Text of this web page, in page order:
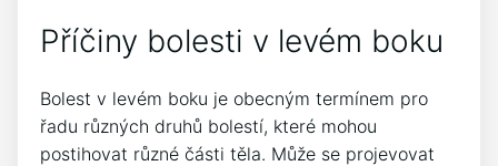
Příčiny bolesti v levém boku
Bolest v levém boku je obecným termínem pro
řadu různých druhů bolestí, které mohou
postihovat různé části těla. Může se projevovat